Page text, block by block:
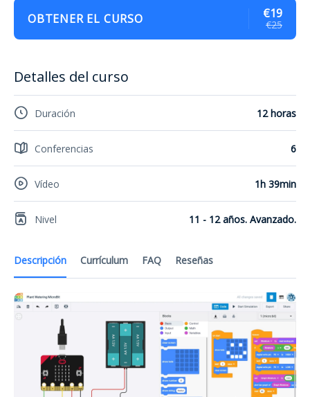
Descripción Currículum FAQ Reseñas
OBTENER EL CURSO €19
€25
Detalles del curso
Duración 12 horas
Conferencias 6
Vídeo 1h 39min
Nivel 11 - 12 años. Avanzado.